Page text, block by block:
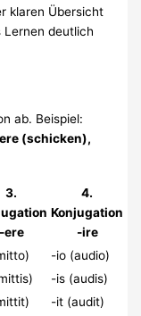
klaren Übersicht
Lernen deutlich
ab. Beispiel:
(schicken),
3.
-ere
4.
Konjugation
-ire
-io (audio)
-is (audis)
-it (audit)